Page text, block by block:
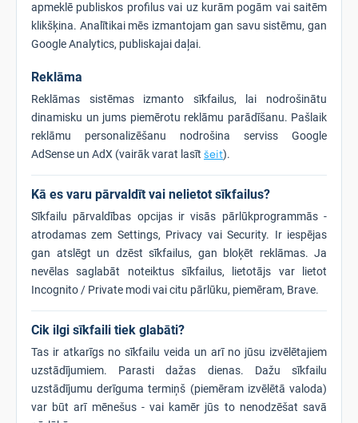
apmeklē publiskos profilus vai uz kurām pogām vai saitēm
klikšķina. Analītikai mēs izmantojam gan savu sistēmu, gan
Google Analytics, publiskajai daļai.
Reklāma
Reklāmas sistēmas izmanto sīkfailus, lai nodrošinātu
dinamisku un jums piemērotu reklāmu parādīšanu. Pašlaik
reklāmu personalizēšanu nodrošina serviss Google
AdSense un AdX (vairāk varat lasīt šeit).
Kā es varu pārvaldīt vai nelietot sīkfailus?
Sīkfailu pārvaldības opcijas ir visās pārlūkprogrammās -
atrodamas zem Settings, Privacy vai Security. Ir iespējas
gan atslēgt un dzēst sīkfailus, gan bloķēt reklāmas. Ja
nevēlas saglabāt noteiktus sīkfailus, lietotājs var lietot
Incognito / Private modi vai citu pārlūku, piemēram, Brave.
Cik ilgi sīkfaili tiek glabāti?
Tas ir atkarīgs no sīkfailu veida un arī no jūsu izvēlētajiem
uzstādījumiem. Parasti dažas dienas. Dažu sīkfailu
uzstādījumu derīguma termiņš (piemēram izvēlētā valoda)
var būt arī mēnešus - vai kamēr jūs to nenodzēšat savā